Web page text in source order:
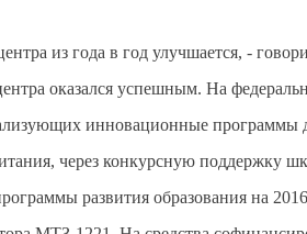
из года в год улучшается, -
оказался успешным. На
инновационные программы
через конкурсную поддержку
развития образования на